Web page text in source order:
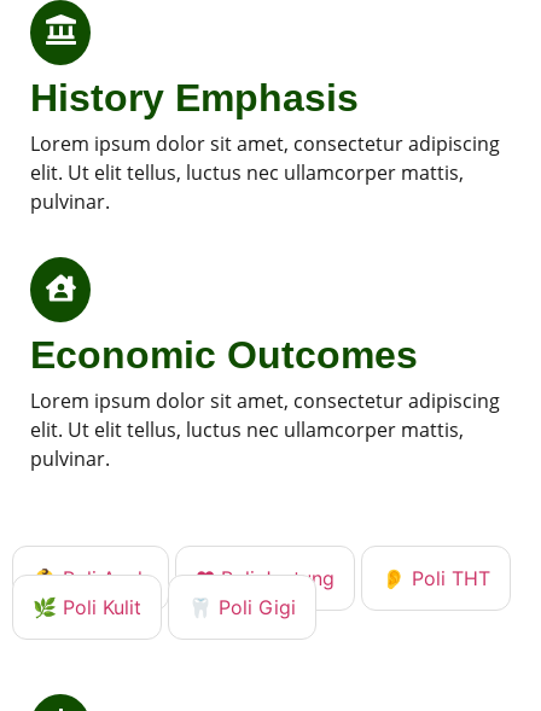
History Emphasis
Lorem ipsum dolor sit amet, consectetur adipiscing
elit. Ut elit tellus, luctus nec ullamcorper mattis,
pulvinar.
Economic Outcomes
Lorem ipsum dolor sit amet, consectetur adipiscing
elit. Ut elit tellus, luctus nec ullamcorper mattis,
pulvinar.
👶 Poli Anak ❤️ Poli Jantung
👂 Poli THT
🌿 Poli Kulit
🦷 Poli Gigi